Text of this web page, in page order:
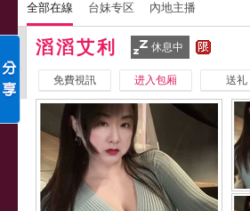
全部在線 台妹专区 內地主播
滔滔艾利 休息中
免費視訊 进入包厢 送礼